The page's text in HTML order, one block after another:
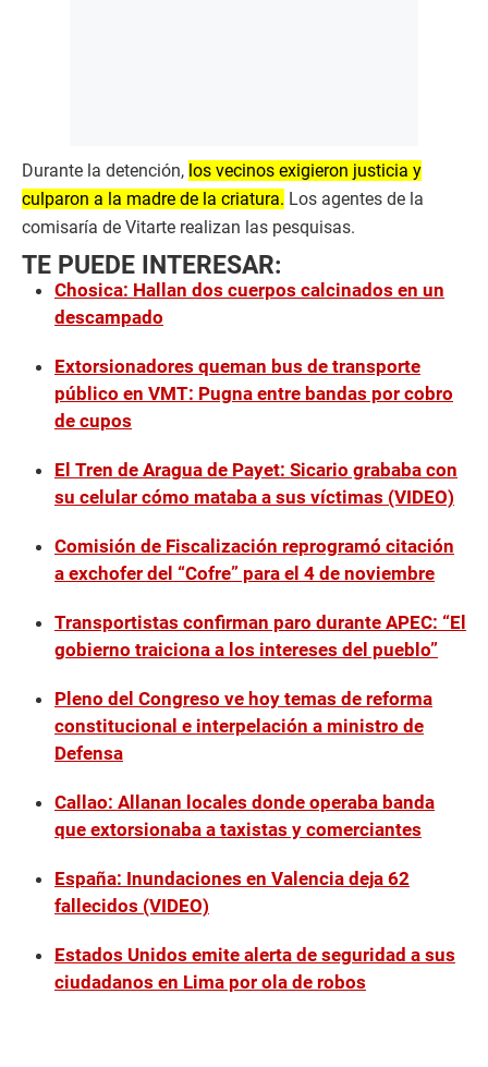
Durante la detención, los vecinos exigieron justicia y
culparon a la madre de la criatura. Los agentes de la
comisaría de Vitarte realizan las pesquisas.
TE PUEDE INTERESAR:
Chosica: Hallan dos cuerpos calcinados en un
descampado
Extorsionadores queman bus de transporte
público en VMT: Pugna entre bandas por cobro
de cupos
El Tren de Aragua de Payet: Sicario grababa con
su celular cómo mataba a sus víctimas (VIDEO)
Comisión de Fiscalización reprogramó citación
a exchofer del “Cofre” para el 4 de noviembre
Transportistas confirman paro durante APEC: “El
gobierno traiciona a los intereses del pueblo”
Pleno del Congreso ve hoy temas de reforma
constitucional e interpelación a ministro de
Defensa
Callao: Allanan locales donde operaba banda
que extorsionaba a taxistas y comerciantes
España: Inundaciones en Valencia deja 62
fallecidos (VIDEO)
Estados Unidos emite alerta de seguridad a sus
ciudadanos en Lima por ola de robos